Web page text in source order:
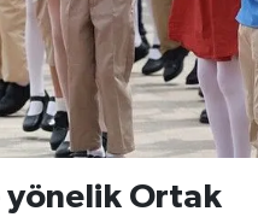
yönelik Ortak